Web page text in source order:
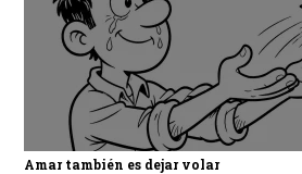
Amar también es dejar volar